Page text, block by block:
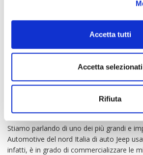
Accetta tutti
Accetta selezionati
Rifiuta
è di scegliere l’auto che maggiormente
poi affidarci alle motorizzazioni progettate
JEEP USATE
Se sei in cerca di un’auto Jeep usata, il
affidarsi al prezioso consiglio di Car
Stiamo parlando di uno dei più grandi e
Automotive del nord Italia di auto Jeep
infatti, è in grado di commercializzare le